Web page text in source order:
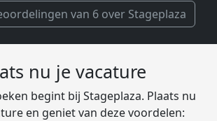
van 6 over Stageplaza
nu je vacature
begint bij Stageplaza. Plaats nu
en geniet van deze voordelen: